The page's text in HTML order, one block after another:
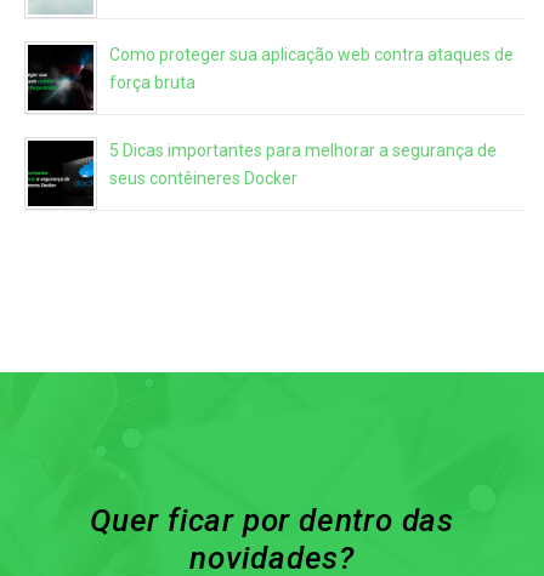
Como proteger sua aplicação web contra ataques de
força bruta
5 Dicas importantes para melhorar a segurança de
seus contêineres Docker
Quer ficar por dentro das
novidades?